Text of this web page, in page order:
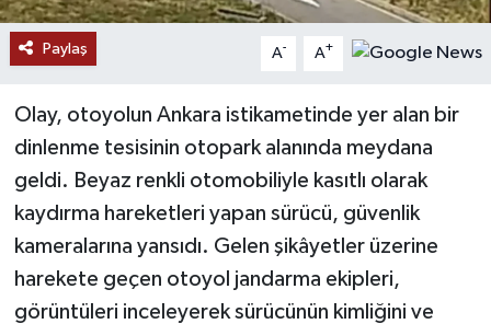
Paylaş A- A+
Olay, otoyolun Ankara istikametinde yer alan bir
dinlenme tesisinin otopark alanında meydana
geldi. Beyaz renkli otomobiliyle kasıtlı olarak
kaydırma hareketleri yapan sürücü, güvenlik
kameralarına yansıdı. Gelen şikâyetler üzerine
harekete geçen otoyol jandarma ekipleri,
görüntüleri inceleyerek sürücünün kimliğini ve